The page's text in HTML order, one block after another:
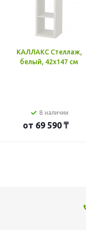
КАЛЛАКС Стеллаж,
белый, 42x147 см
В наличии
от 69 590 ₸